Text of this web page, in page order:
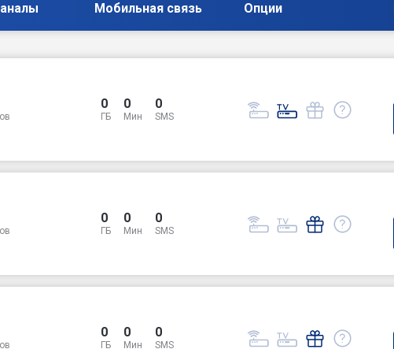
Мобильная связь Опции
0
ГБ
0
Мин
0
SMS
0
ГБ
0
Мин
0
SMS
0
ГБ
0
Мин
0
SMS